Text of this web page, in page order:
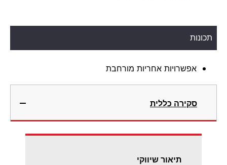
תכונות
אפשרויות אחריות מורחבת
סקירה כללית
תיאור שיווקי